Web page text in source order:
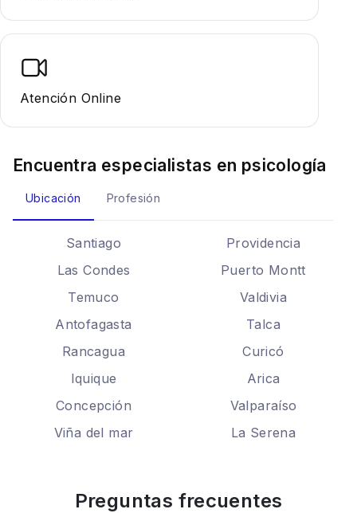
Atención Online
Encuentra especialistas en psicología
Ubicación Profesión
Santiago
Providencia
Las Condes
Puerto Montt
Temuco
Valdivia
Antofagasta
Talca
Rancagua
Curicó
Iquique
Arica
Concepción
Valparaíso
Viña del mar
La Serena
Preguntas frecuentes